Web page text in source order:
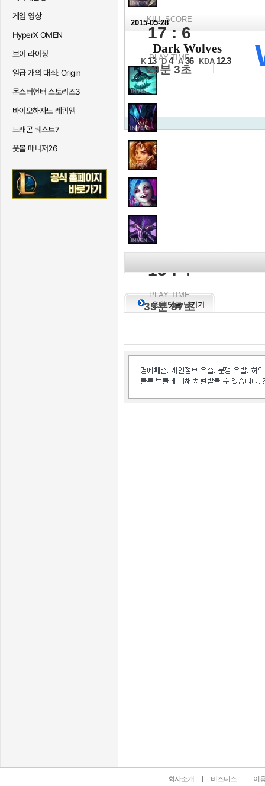
게임 영상
HyperX OMEN
브이 라이징
일곱 개의 대죄: Origin
몬스터헌터 스토리즈3
바이오하자드 레퀴엠
드래곤 퀘스트7
풋볼 매니저26
KILL SCORE
17 : 6
PLAY TIME
29분 3초
2015-05-28
풀리그 3경기
Dark Wolves
K 13 D 4 A 36 KDA 12.3
13 : 4
PLAY TIME
35분 37초
응원 댓글 남기기
회사소개 비즈니스 이